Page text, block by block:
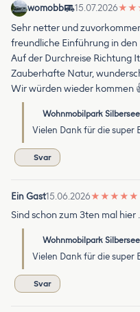
womobb 15.07.2026★ ★
Sehr netter und
freundliche Einführung in
Auf der Durchreise Richtung
Zauberhafte Natur,
Wir würden wieder kommen
Wohnmobilpark
Vielen Dank für die super
Svar
Ein Gast15.06.2026★ ★ ★ ★ ★
Sind schon zum 3ten mal
Wohnmobilpark
Vielen Dank für die super
Svar